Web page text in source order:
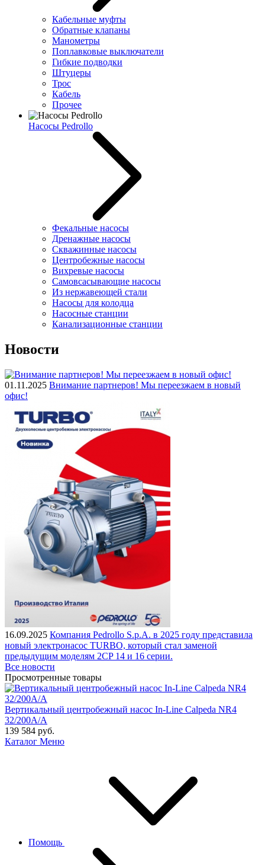
Кабельные муфты
Обратные клапаны
Манометры
Поплавковые выключатели
Гибкие подводки
Штуцеры
Трос
Кабель
Прочее
Насосы Pedrollo
Фекальные насосы
Дренажные насосы
Скважинные насосы
Центробежные насосы
Вихревые насосы
Самовсасывающие насосы
Из нержавеющей стали
Насосы для колодца
Насосные станции
Канализационные станции
Новости
01.11.2025 Внимание партнеров! Мы переезжаем в новый
офис!
16.09.2025 Компания Pedrollo S.p.A. в 2025 году представила
новый электронасос TURBO, который стал заменой
предыдущим моделям 2CP 14 и 16 серии.
Все новости
Просмотренные товары
Вертикальный центробежный насос In-Line Calpeda NR4
32/200A/A
139 584 руб.
Каталог Меню
Помощь